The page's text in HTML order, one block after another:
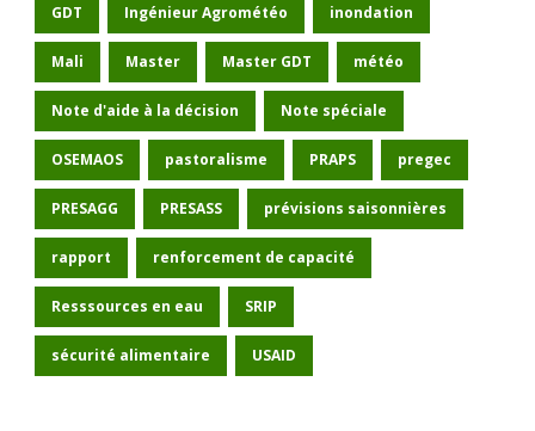
GDT Ingénieur Agrométéo inondation
Mali Master Master GDT météo
Note d'aide à la décision Note spéciale
OSEMAOS pastoralisme PRAPS pregec
PRESAGG PRESASS prévisions saisonnières
rapport renforcement de capacité
Resssources en eau SRIP
sécurité alimentaire USAID